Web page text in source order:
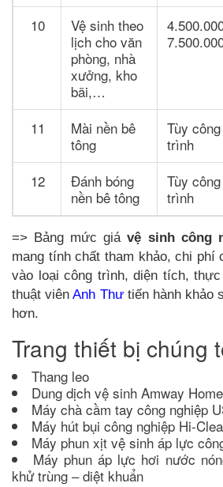
10
Vệ sinh theo
lịch cho văn
phòng, nhà
xưởng, kho
bãi,…
11
Mài nền bê
tông
Tùy công
trình
12
Đánh bóng
nền bê tông
Tùy công
trình
=> Bảng mức giávệ sinh công
mang tính chất tham khảo, chi phí
vào loại công trình, diện tích,
thuật viênAnh Thưtiến hành khảo
hơn.
Trang thiết bị chúng
Thang leo
Dung dịch vệ sinh Amway Home
Máy chà cầm tay công nghiệp
Máy hút bụi công nghiệp Hi-
Máy phun xịt vệ sinh áp lực
Máy phun áp lực hơi nước
khử trùng – diệt khuẩn